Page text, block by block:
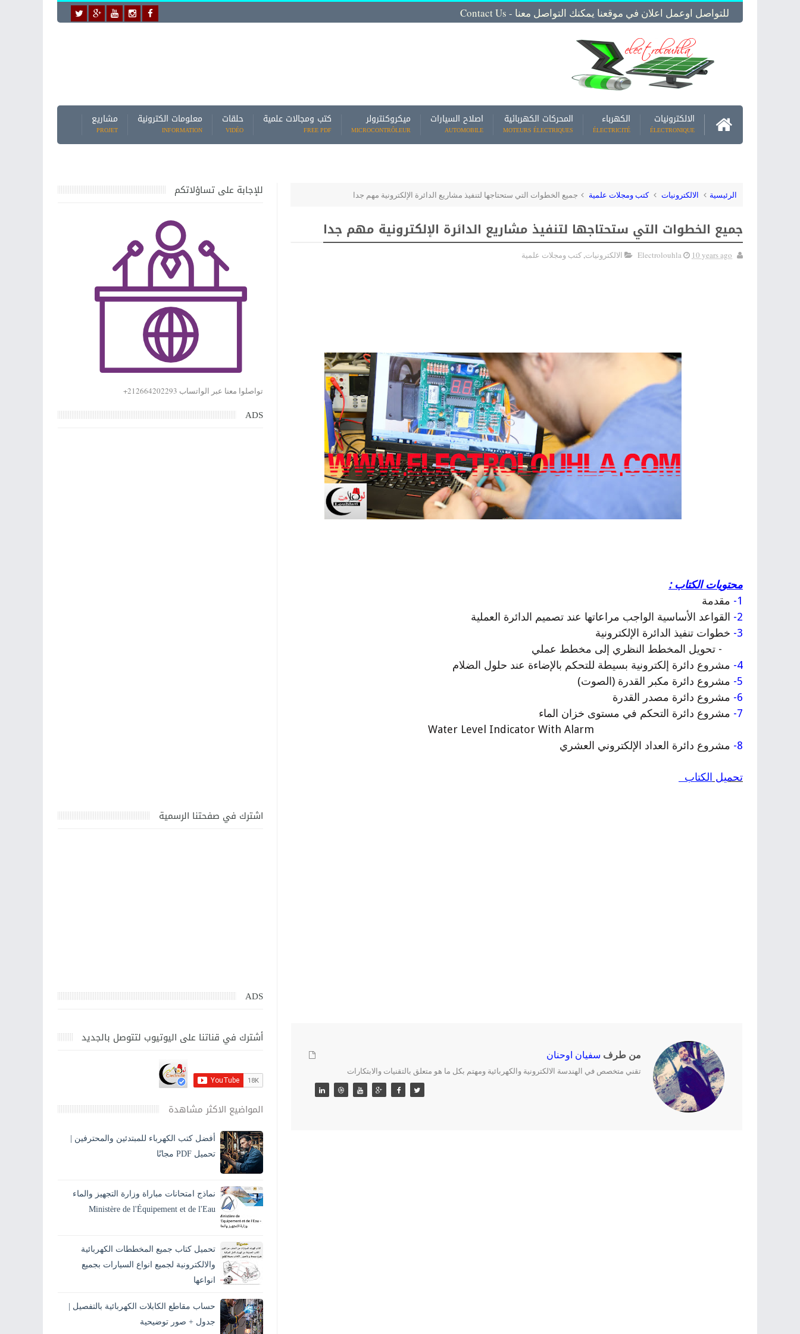
للتواصل اوعمل اعلان في موقعنا يمكنك التواصل معنا - Contact Us
الالكترونيات
ÉLECTRONIQUE
الكهرباء
ÉLECTRICITÉ
المحركات الكهربائية
MOTEURS ÉLECTRIQUES
اصلاح السيارات
AUTOMOBILE
ميكروكنترولر
MICROCONTRÔLEUR
كتب ومجالات علمية
FREE PDF
حلقات
VIDÉO
معلومات الكترونية
INFORMATION
مشاريع
PROJET
الرئيسية الالكترونيات كتب ومجلات علمية جميع الخطوات التي ستحتاجها لتنفيذ مشاريع الدائرة الإلكترونية مهم جدا
جميع الخطوات التي ستحتاجها لتنفيذ مشاريع الدائرة الإلكترونية مهم جدا
Electrolouhla 10 years ago الالكترونيات, كتب ومجلات علمية
محتويات الكتاب :
1-
مقدمة
2-
القواعد الأساسية الواجب مراعاتها عند تصميم الدائرة العملية
3-
خطوات تنفيذ الدائرة الإلكترونية
- تحويل المخطط النظري إلى مخطط عملي
4-
مشروع دائرة إلكترونية بسيطة للتحكم بالإضاءة عند حلول الضلام
5-
مشروع دائرة مكبر القدرة (الصوت)
6-
مشروع دائرة مصدر القدرة
7-
مشروع دائرة التحكم في مستوى خزان الماء
8-
مشروع دائرة العداد الإلكتروني العشري
تحميل الكتاب
من طرف سفيان اوحنان
تقني متخصص في الهندسة الالكترونية والكهربائية ومهتم بكل ما هو متعلق بالتقنيات والابتكارات
للإجابة على تساؤلاتكم
تواصلوا معنا عبر الواتساب 212664202293+
ADS
اشترك في صفحتنا الرسمية
ADS
أشترك في قناتنا على اليوتيوب لتتوصل بالجديد
المواضيع الاكثر مشاهدة
أفضل كتب الكهرباء للمبتدئين والمحترفين |
تحميل PDF مجانًا
مخططات وحسابات مع الشرح والصور. ⚡ مقدمة
المقا...
نماذج امتحانات مباراة وزارة التجهيز والماء
Ministère de l'Équipement et de l'Eau
الجيد للمباراة وفهم طبيعة الأسئلة التي تطرح ف...
تحميل كتاب جميع المخططات الكهربائية
والالكترونية لجميع انواع السيارات بجميع
انواعها
تحتاجها ستجدها هنا مع الشرح المفصل ومنها التالي : الفا روميو ،
أودي ، بي ام ...
حساب مقاطع الكابلات الكهربائية بالتفصيل |
جدول + صور توضيحية